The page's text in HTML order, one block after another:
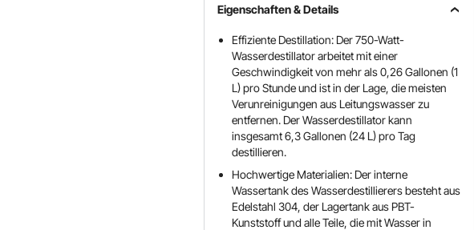
Eigenschaften & Details
Effiziente Destillation: Der 750-Watt-
Wasserdestillator arbeitet mit einer
Geschwindigkeit von mehr als 0,26 Gallonen (1
L) pro Stunde und ist in der Lage, die meisten
Verunreinigungen aus Leitungswasser zu
entfernen. Der Wasserdestillator kann
insgesamt 6,3 Gallonen (24 L) pro Tag
destillieren.
Hochwertige Materialien: Der interne
Wassertank des Wasserdestillierers besteht aus
Edelstahl 304, der Lagertank aus PBT-
Kunststoff und alle Teile, die mit Wasser in